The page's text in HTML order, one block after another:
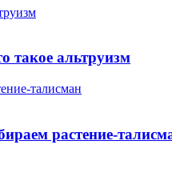
такое альтруизм
талисман
растение-